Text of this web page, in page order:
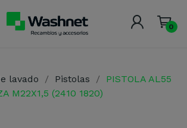
0
lavado Pistolas
PISTOLA AL55
M22X1,5 (2410 1820)